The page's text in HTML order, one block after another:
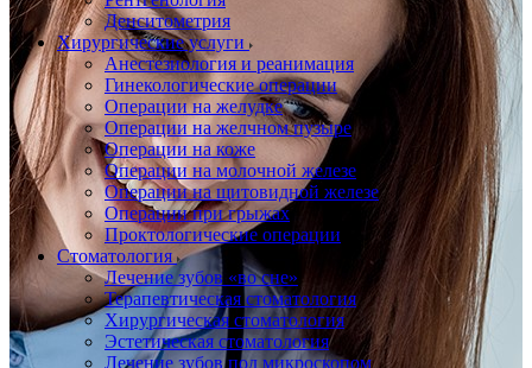
Денситометрия
Хирургические услуги
Анестезиология и реанимация
Гинекологические операции
Операции на желудке
Операции на желчном пузыре
Операции на коже
Операции на молочной железе
Операции на щитовидной железе
Операции при грыжах
Проктологические операции
Стоматология
Лечение зубов «во сне»
Терапевтическая стоматология
Хирургическая стоматология
Эстетическая стоматология
Лечение зубов под микроскопом